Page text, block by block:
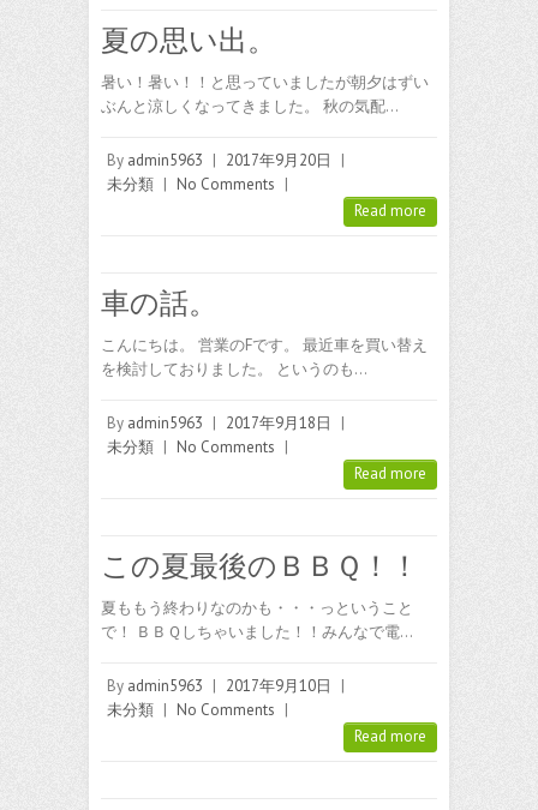
夏の思い出。
暑い！暑い！！と思っていましたが朝夕はずい
ぶんと涼しくなってきました。 秋の気配…
By admin5963 | 2017年9月20日
|
未分類 | No Comments |
Read more
車の話。
こんにちは。 営業のFです。 最近車を買い替え
を検討しておりました。 というのも…
By admin5963 | 2017年9月18日
|
未分類 | No Comments |
Read more
この夏最後のＢＢＱ！！
夏ももう終わりなのかも・・・っということ
で！ ＢＢＱしちゃいました！！みんなで電…
By admin5963 | 2017年9月10日
|
未分類 | No Comments |
Read more